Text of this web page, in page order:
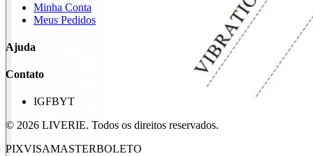
Minha Conta
Meus Pedidos
Ajuda
Contato
IGFBYT
© 2026 LIVERIE. Todos os direitos reservados.
PIXVISAMASTERBOLETO